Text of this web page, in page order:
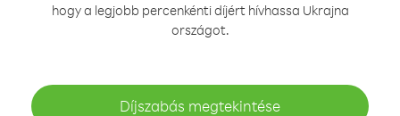
hogy a legjobb percenkénti díjért hívhassa Ukrajna
országot.
Díjszabás megtekintése